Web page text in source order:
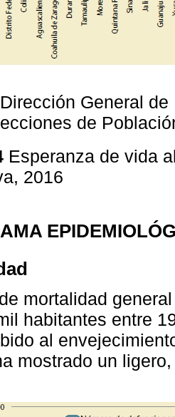
General
de
Esperanza de vida
2016
mortalidad
habitantes entre
al
mostrado un